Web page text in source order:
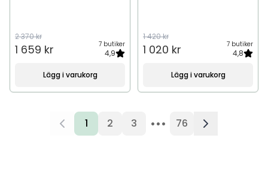
2 370 kr
1 659 kr 7 butiker
4,9
Lägg i varukorg
1 420 kr
1 020 kr 7 butiker
4,8
Lägg i varukorg
1 2 3 ••• 76